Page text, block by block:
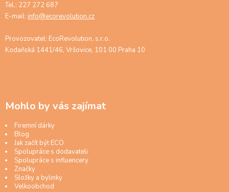
Tel.: 227 272 687
E-mail: info@ecorevolution.cz
Provozovatel: EcoRevolution, s.r.o.
Kodaňská 1441/46, Vršovice, 101 00 Praha 10
Mohlo by vás zajímat
Firemní dárky
Blog
Jak začít být ECO
Spolupráce s dodavateli
Spolupráce s influencery
Značky
Složky a bylinky
Velkoobchod